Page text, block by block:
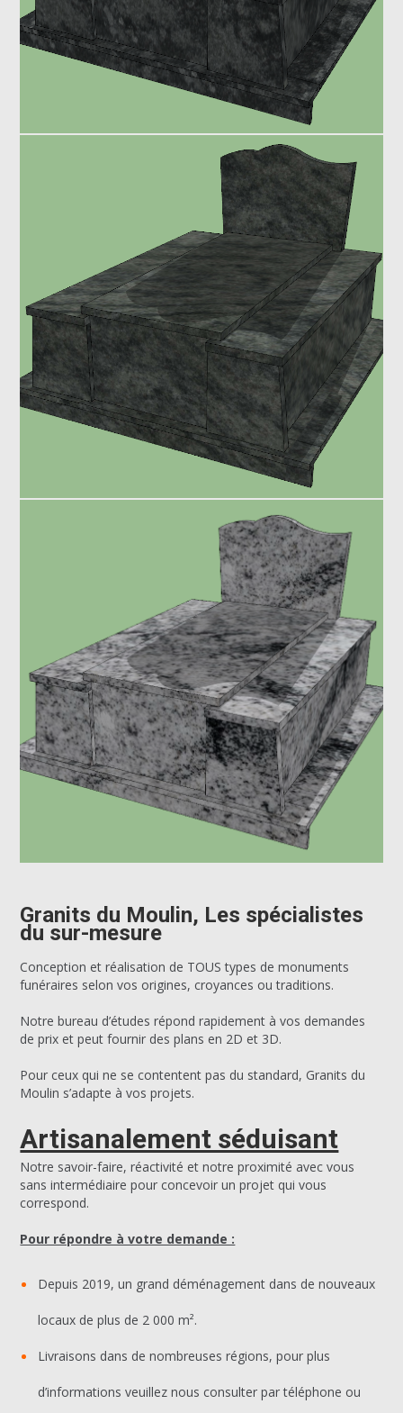
Granits du Moulin, Les spécialistes
du sur-mesure
Conception et réalisation de TOUS types de monuments
funéraires selon vos origines, croyances ou traditions.
Notre bureau d’études répond rapidement à vos demandes
de prix et peut fournir des plans en 2D et 3D.
Pour ceux qui ne se contentent pas du standard, Granits du
Moulin s’adapte à vos projets.
Artisanalement séduisant
Notre savoir-faire, réactivité et notre proximité avec vous
sans intermédiaire pour concevoir un projet qui vous
correspond.
Pour répondre à votre demande :
Depuis 2019, un grand déménagement dans de nouveaux
locaux de plus de 2 000 m².
Livraisons dans de nombreuses régions, pour plus
d’informations veuillez nous consulter par téléphone ou